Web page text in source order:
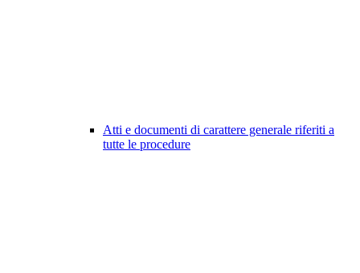
Atti e documenti di carattere generale riferiti a
tutte le procedure